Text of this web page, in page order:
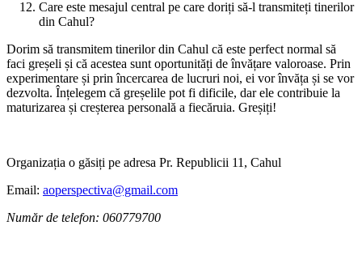
Care este mesajul central pe care doriți să-l transmiteți tinerilor
din Cahul?
Dorim să transmitem tinerilor din Cahul că este perfect normal să
faci greșeli și că acestea sunt oportunități de învățare valoroase. Prin
experimentare și prin încercarea de lucruri noi, ei vor învăța și se vor
dezvolta. Înțelegem că greșelile pot fi dificile, dar ele contribuie la
maturizarea și creșterea personală a fiecăruia. Greșiți!
Organizația o găsiți pe adresa Pr. Republicii 11, Cahul
Email: aoperspectiva@gmail.com
Număr de telefon: 060779700